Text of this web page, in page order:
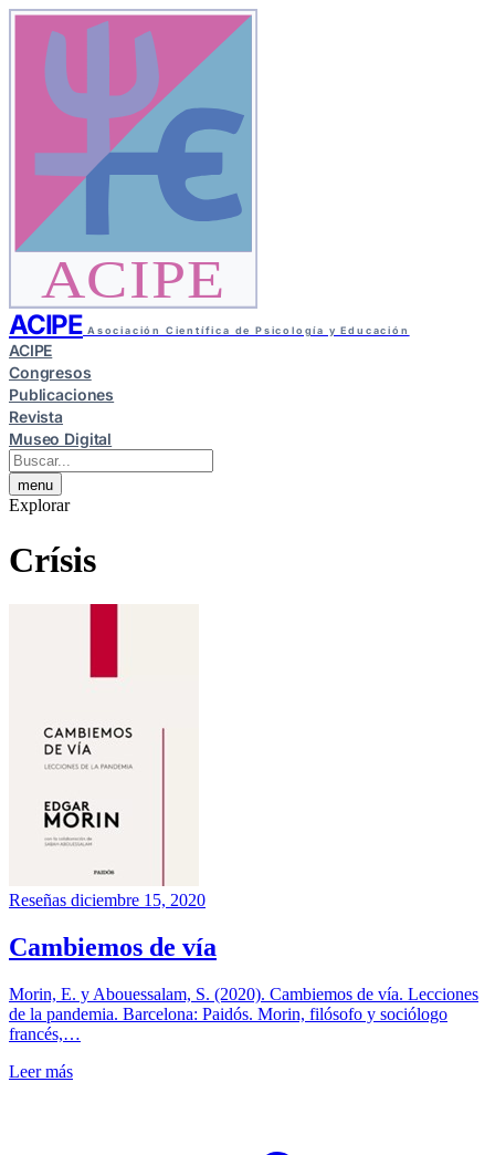
ACIPE
ACIPE Asociación Científica de Psicología y Educación
ACIPE
Congresos
Publicaciones
Revista
Museo Digital
menu
Explorar
Crísis
Reseñas diciembre 15, 2020
Cambiemos de vía
Morin, E. y Abouessalam, S. (2020). Cambiemos de vía. Lecciones
de la pandemia. Barcelona: Paidós. Morin, filósofo y sociólogo
francés,…
Leer más